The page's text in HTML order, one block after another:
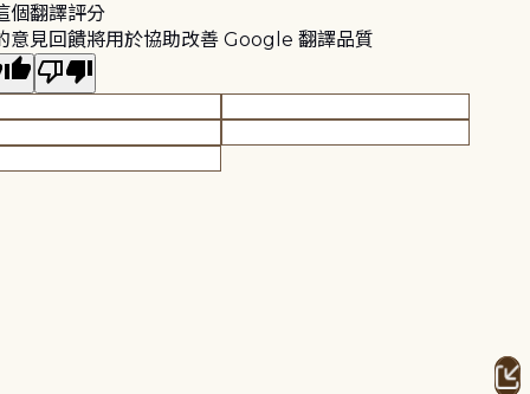
個翻譯評分
意見回饋將用於協助改善 Google 翻譯品質